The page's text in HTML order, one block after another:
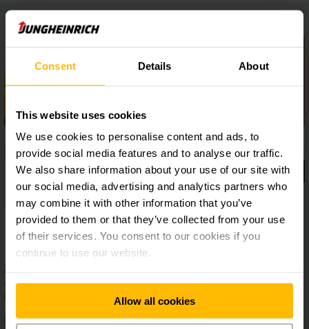
Consent Details About
This website uses cookies
We use cookies to personalise content and ads, to
provide social media features and to analyse our traffic.
We also share information about your use of our site with
our social media, advertising and analytics partners who
may combine it with other information that you’ve
provided to them or that they’ve collected from your use
of their services. You consent to our cookies if you
continue to use our website.
Allow all cookies